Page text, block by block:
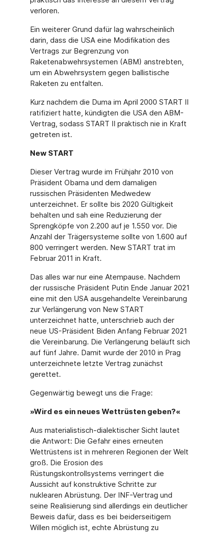
verloren.
Ein weiterer Grund dafür lag wahrscheinlich
darin, dass die USA eine Modifikation des
Vertrags zur Begrenzung von
Raketenabwehrsystemen (ABM) anstrebten,
um ein Abwehrsystem gegen ballistische
Raketen zu entfalten.
Kurz nachdem die Duma im April 2000 START II
ratifiziert hatte, kündigten die USA den ABM-
Vertrag, sodass START II praktisch nie in Kraft
getreten ist.
New START
Dieser Vertrag wurde im Frühjahr 2010 von
Präsident Obama und dem damaligen
russischen Präsidenten Medwedew
unterzeichnet. Er sollte bis 2020 Gültigkeit
behalten und sah eine Reduzierung der
Sprengköpfe von 2.200 auf je 1.550 vor. Die
Anzahl der Trägersysteme sollte von 1.600 auf
800 verringert werden. New START trat im
Februar 2011 in Kraft.
Das alles war nur eine Atempause. Nachdem
der russische Präsident Putin Ende Januar 2021
eine mit den USA ausgehandelte Vereinbarung
zur Verlängerung von New START
unterzeichnet hatte, unterschrieb auch der
neue US-Präsident Biden Anfang Februar 2021
die Vereinbarung. Die Verlängerung beläuft sich
auf fünf Jahre. Damit wurde der 2010 in Prag
unterzeichnete letzte Vertrag zunächst
gerettet.
Gegenwärtig bewegt uns die Frage:
»Wird es ein neues Wettrüsten geben?«
Aus materialistisch-dialektischer Sicht lautet
die Antwort: Die Gefahr eines erneuten
Wettrüstens ist in mehreren Regionen der Welt
groß. Die Erosion des
Rüstungskontrollsystems verringert die
Aussicht auf konstruktive Schritte zur
nuklearen Abrüstung. Der INF-Vertrag und
seine Realisierung sind allerdings ein deutlicher
Beweis dafür, dass es bei beiderseitigem
Willen möglich ist, echte Abrüstung zu